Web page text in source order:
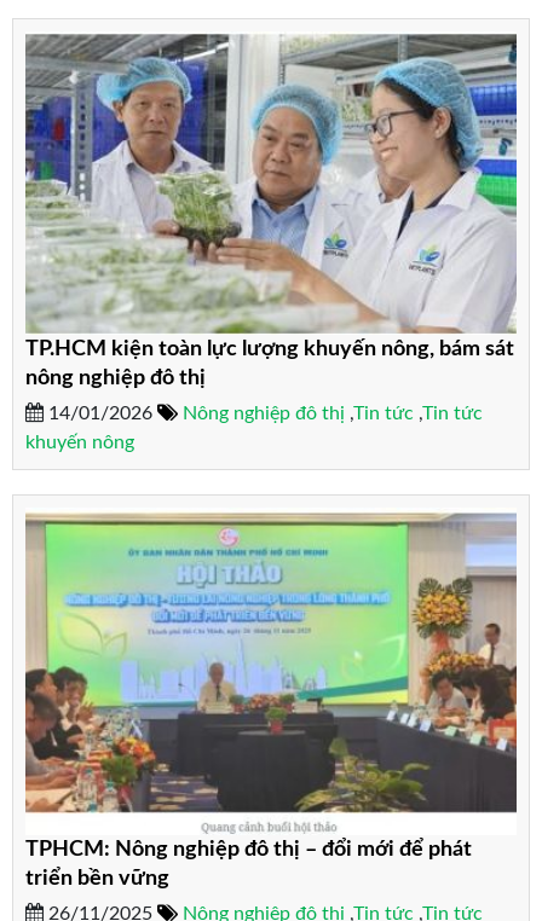
TP.HCM kiện toàn lực lượng khuyến nông, bám sát
nông nghiệp đô thị
14/01/2026 Nông nghiệp đô thị ,Tin tức ,Tin tức
khuyến nông
TPHCM: Nông nghiệp đô thị – đổi mới để phát
triển bền vững
26/11/2025 Nông nghiệp đô thị ,Tin tức ,Tin tức